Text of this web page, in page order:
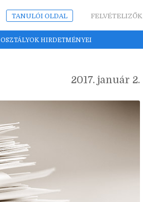
TANULÓI OLDAL FELVÉTELIZŐK
OSZTÁLYOK HIRDETMÉNYEI
2017. január 2.